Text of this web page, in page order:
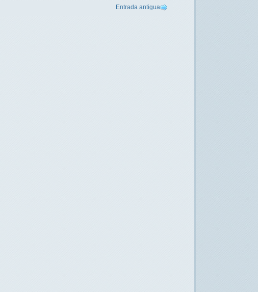
Entrada antigua